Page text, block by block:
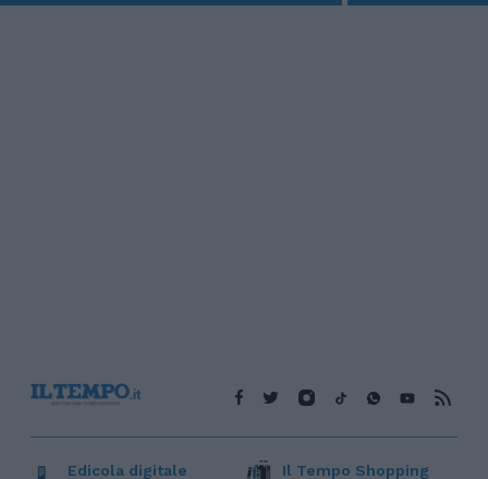
Edicola digitale Il Tempo Shopping